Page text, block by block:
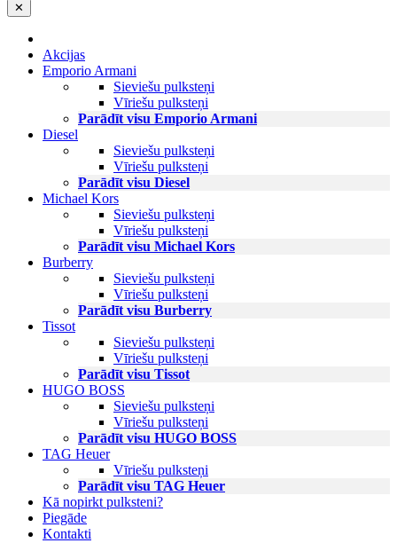
✕
Akcijas
Emporio Armani
Sieviešu pulksteņi
Vīriešu pulksteņi
Parādīt visu Emporio Armani
Diesel
Sieviešu pulksteņi
Vīriešu pulksteņi
Parādīt visu Diesel
Michael Kors
Sieviešu pulksteņi
Vīriešu pulksteņi
Parādīt visu Michael Kors
Burberry
Sieviešu pulksteņi
Vīriešu pulksteņi
Parādīt visu Burberry
Tissot
Sieviešu pulksteņi
Vīriešu pulksteņi
Parādīt visu Tissot
HUGO BOSS
Sieviešu pulksteņi
Vīriešu pulksteņi
Parādīt visu HUGO BOSS
TAG Heuer
Vīriešu pulksteņi
Parādīt visu TAG Heuer
Kā nopirkt pulksteni?
Piegāde
Kontakti